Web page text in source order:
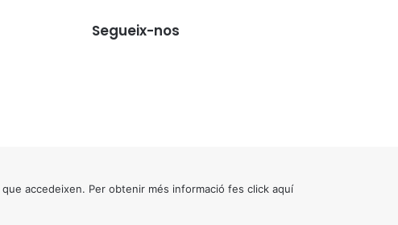
Segueix-nos
accedeixen. Per obtenir més informació fes click aquí